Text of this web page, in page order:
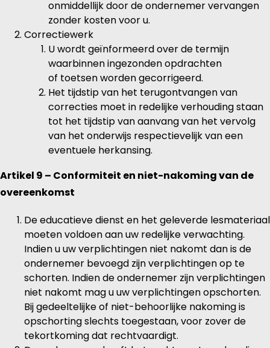
onmiddellijk door de ondernemer vervangen
zonder kosten voor u.
Correctiewerk
U wordt geïnformeerd over de termijn
waarbinnen ingezonden opdrachten
of toetsen worden gecorrigeerd.
Het tijdstip van het terugontvangen van
correcties moet in redelijke verhouding staan
tot het tijdstip van aanvang van het vervolg
van het onderwijs respectievelijk van een
eventuele herkansing.
Artikel 9 – Conformiteit en niet-nakoming van de
overeenkomst
De educatieve dienst en het geleverde lesmateriaal
moeten voldoen aan uw redelijke verwachting.
Indien u uw verplichtingen niet nakomt dan is de
ondernemer bevoegd zijn verplichtingen op te
schorten. Indien de ondernemer zijn verplichtingen
niet nakomt mag u uw verplichtingen opschorten.
Bij gedeeltelijke of niet-behoorlijke nakoming is
opschorting slechts toegestaan, voor zover de
tekortkoming dat rechtvaardigt.